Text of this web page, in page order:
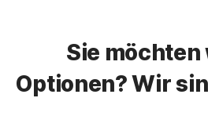
Sie
Optionen? Wir